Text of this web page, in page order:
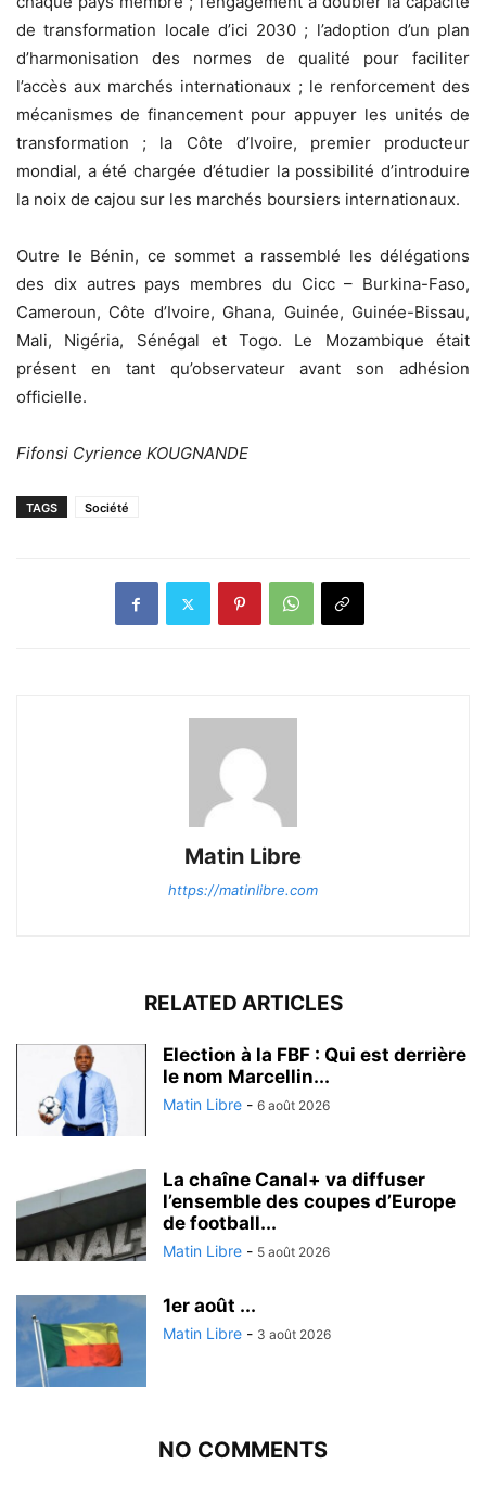
de transformation locale d’ici 2030 ; l’adoption d’un plan
d’harmonisation des normes de qualité pour faciliter
l’accès aux marchés internationaux ; le renforcement des
mécanismes de financement pour appuyer les unités de
transformation ; la Côte d’Ivoire, premier producteur
mondial, a été chargée d’étudier la possibilité d’introduire
la noix de cajou sur les marchés boursiers internationaux.
Outre le Bénin, ce sommet a rassemblé les délégations
des dix autres pays membres du Cicc – Burkina-Faso,
Cameroun, Côte d’Ivoire, Ghana, Guinée, Guinée-Bissau,
Mali, Nigéria, Sénégal et Togo. Le Mozambique était
présent en tant qu’observateur avant son adhésion
officielle.
Fifonsi Cyrience KOUGNANDE
TAGS Société
Matin Libre
https://matinlibre.com
RELATED ARTICLES
Election à la FBF : Qui est derrière
le nom Marcellin...
Matin Libre - 6 août 2026
La chaîne Canal+ va diffuser
l’ensemble des coupes d’Europe
de football...
Matin Libre - 5 août 2026
1er août ...
Matin Libre - 3 août 2026
NO COMMENTS